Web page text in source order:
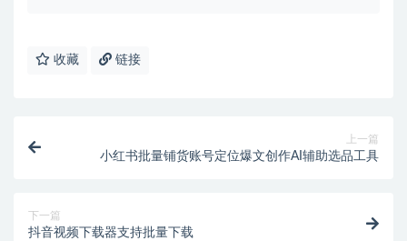
收藏 链接
上一篇
小红书批量铺货账号定位爆文创作AI辅助选品工具
下一篇
抖音视频下载器支持批量下载